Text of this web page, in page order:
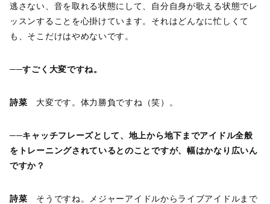
逃さない、音を取れる状態にして、自分自身が歌える状態でレ
ッスンすることを心掛けています。それはどんなに忙しくて
も、そこだけはやめないです。
──すごく大変ですね。
詩菜 大変です。体力勝負ですね（笑）。
──キャッチフレーズとして、地上から地下までアイドル全般
をトレーニングされているとのことですが、幅はかなり広いん
ですか？
詩菜 そうですね。メジャーアイドルからライブアイドルまで